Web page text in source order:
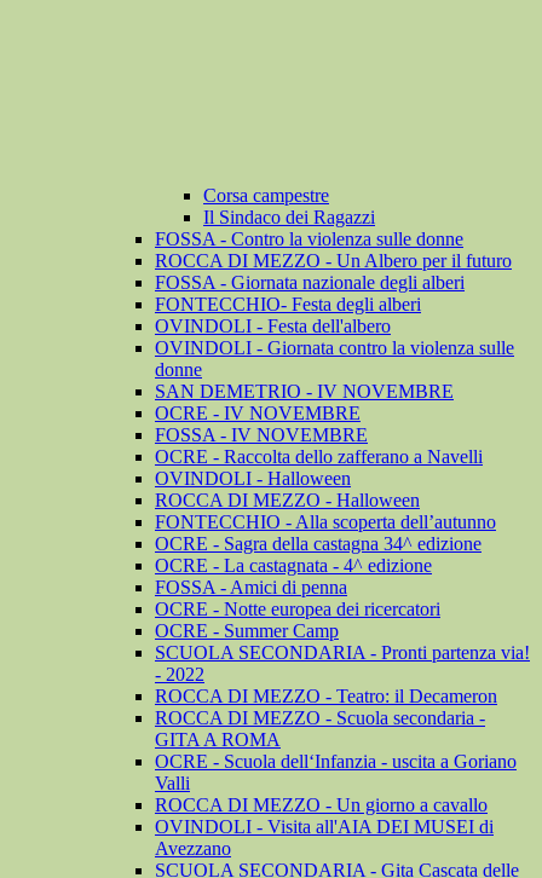
Corsa campestre
Il Sindaco dei Ragazzi
FOSSA - Contro la violenza sulle donne
ROCCA DI MEZZO - Un Albero per il futuro
FOSSA - Giornata nazionale degli alberi
FONTECCHIO- Festa degli alberi
OVINDOLI - Festa dell'albero
OVINDOLI - Giornata contro la violenza sulle
donne
SAN DEMETRIO - IV NOVEMBRE
OCRE - IV NOVEMBRE
FOSSA - IV NOVEMBRE
OCRE - Raccolta dello zafferano a Navelli
OVINDOLI - Halloween
ROCCA DI MEZZO - Halloween
FONTECCHIO - Alla scoperta dell’autunno
OCRE - Sagra della castagna 34^ edizione
OCRE - La castagnata - 4^ edizione
FOSSA - Amici di penna
OCRE - Notte europea dei ricercatori
OCRE - Summer Camp
SCUOLA SECONDARIA - Pronti partenza via!
- 2022
ROCCA DI MEZZO - Teatro: il Decameron
ROCCA DI MEZZO - Scuola secondaria -
GITA A ROMA
OCRE - Scuola dell‘Infanzia - uscita a Goriano
Valli
ROCCA DI MEZZO - Un giorno a cavallo
OVINDOLI - Visita all'AIA DEI MUSEI di
Avezzano
SCUOLA SECONDARIA - Gita Cascata delle